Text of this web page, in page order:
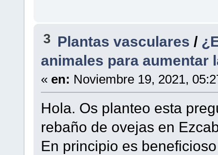
3 Plantas vasculares /
animales para aumentar
« en: Noviembre 19, 2021,
Hola. Os planteo esta
rebaño de ovejas en
En principio es